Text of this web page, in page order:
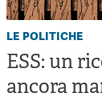
le politiche
ESS: un
ancora